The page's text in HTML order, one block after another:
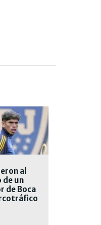
al
de un
de Boca